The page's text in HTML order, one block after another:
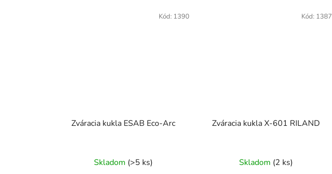
Zváracia kukla ESAB Eco-Arc
Skladom (>5 ks)
Kód: 1390
Zváracia kukla X-601 RILAND
hodnotenie
Skladom (2 ks)
Kód: 1387